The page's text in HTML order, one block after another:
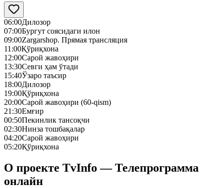
06:00Дилозор
07:00Бургут соясидаги илон
09:00Zargarshop. Прямая трансляция
11:00Қўриқхона
12:00Сарой жавоҳири
13:30Севги ҳам ўтади
15:40Ўзаро таъсир
18:00Дилозор
19:00Қўриқхона
20:00Сарой жавоҳири (60-qism)
21:30Емғир
00:50Пекинлик тансоқчи
02:30Нинза тошбақалар
04:20Сарой жавоҳири
05:20Қўриқхона
О проекте TvInfo — Телепрограмма
онлайн